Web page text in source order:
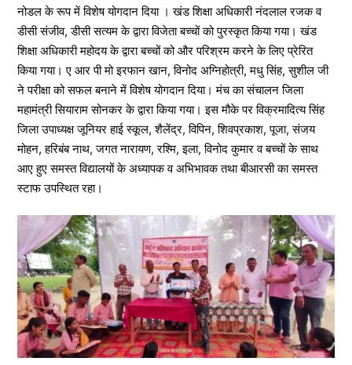
नोडल के रूप में विशेष योगदान दिया । खंड शिक्षा अधिकारी नंदलाल रजक व
डीसी संजीव, डीसी सत्यम के द्वारा विजेता बच्चों को पुरस्कृत किया गया। खंड
शिक्षा अधिकारी महोदय के द्वारा बच्चों को और परिश्रम करने के लिए प्रेरित
किया गया। ए आर पी मो इरफान खान, विनोद अग्निहोत्री, मधु सिंह, सुशील जी
ने परीक्षा को सफल बनाने में विशेष योगदान दिया। मंच का संचालन जिला
महामंत्री सियाराम सोनकर के द्वारा किया गया। इस मौके पर विक्रमादित्य सिंह
जिला उपाध्यक्ष जूनियर हाई स्कूल, शैलेंद्र, विपिन, शिवप्रकाश, पूजा, संजय
मोहन, हरिबंब नाथ, जगत नारायण, रश्मि, इला, विनोद कुमार व बच्चों के साथ
आए हुए समस्त विद्यालयों के अध्यापक व अभिभावक तथा बीआरसी का समस्त
स्टाफ उपस्थित रहा।